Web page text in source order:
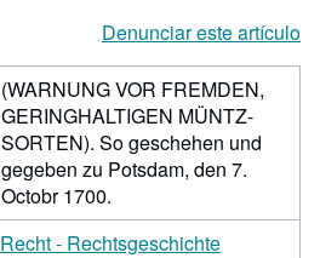
Denunciar este artículo
(WARNUNG VOR FREMDEN,
GERINGHALTIGEN MÜNTZ-
SORTEN). So geschehen und
gegeben zu Potsdam, den 7.
Octobr 1700.
Recht - Rechtsgeschichte